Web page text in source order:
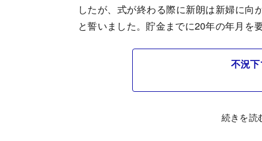
したが、式が終わる際に新朗は新婦に向
と誓いました。貯金までに20年の年月を
不況
続きを読